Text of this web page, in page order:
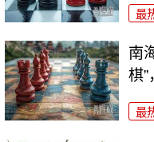
最
南
棋”
最